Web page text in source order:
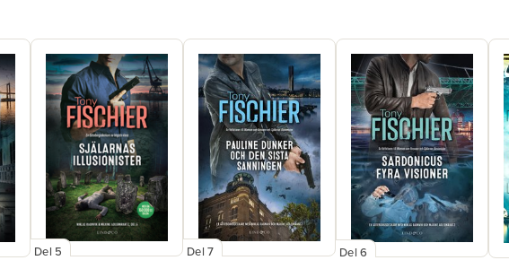
Del 5 Del 7 Del 6